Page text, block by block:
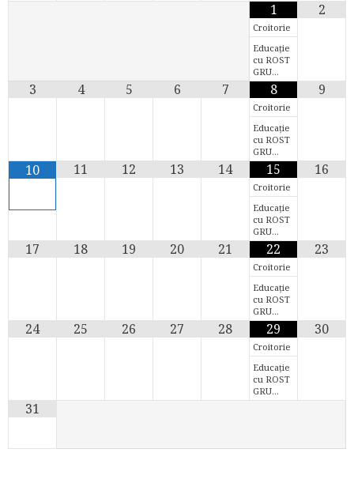
1
Croitorie
Educație
cu ROST
GRU…
2
3 4 5 6 7 8
Croitorie
Educație
cu ROST
GRU…
9
10 11 12 13 14 15
Croitorie
Educație
cu ROST
GRU…
16
17 18 19 20 21 22
Croitorie
Educație
cu ROST
GRU…
23
24 25 26 27 28 29
Croitorie
Educație
cu ROST
GRU…
30
31